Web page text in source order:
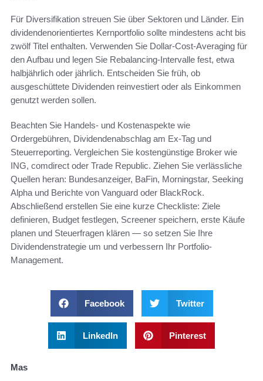
Für Diversifikation streuen Sie über Sektoren und Länder. Ein
dividendenorientiertes Kernportfolio sollte mindestens acht bis
zwölf Titel enthalten. Verwenden Sie Dollar-Cost-Averaging für
den Aufbau und legen Sie Rebalancing-Intervalle fest, etwa
halbjährlich oder jährlich. Entscheiden Sie früh, ob
ausgeschüttete Dividenden reinvestiert oder als Einkommen
genutzt werden sollen.
Beachten Sie Handels- und Kostenaspekte wie
Ordergebühren, Dividendenabschlag am Ex-Tag und
Steuerreporting. Vergleichen Sie kostengünstige Broker wie
ING, comdirect oder Trade Republic. Ziehen Sie verlässliche
Quellen heran: Bundesanzeiger, BaFin, Morningstar, Seeking
Alpha und Berichte von Vanguard oder BlackRock.
Abschließend erstellen Sie eine kurze Checkliste: Ziele
definieren, Budget festlegen, Screener speichern, erste Käufe
planen und Steuerfragen klären — so setzen Sie Ihre
Dividendenstrategie um und verbessern Ihr Portfolio-
Management.
Facebook Twitter
LinkedIn Pinterest
Mas